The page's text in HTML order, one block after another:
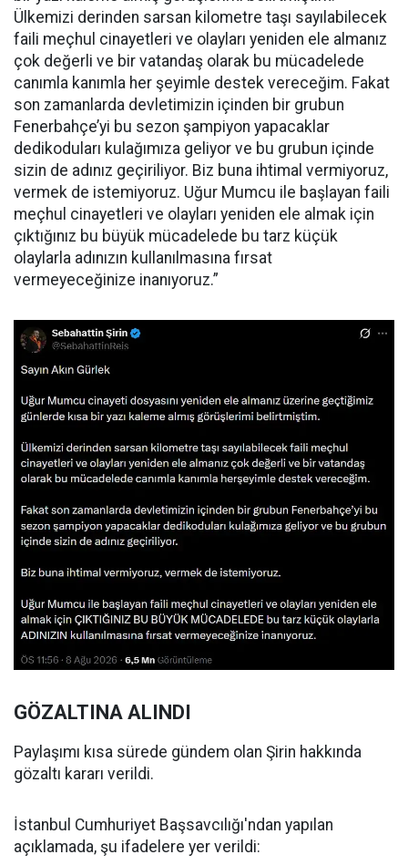
Ülkemizi derinden sarsan kilometre taşı sayılabilecek
faili meçhul cinayetleri ve olayları yeniden ele almanız
çok değerli ve bir vatandaş olarak bu mücadelede
canımla kanımla her şeyimle destek vereceğim. Fakat
son zamanlarda devletimizin içinden bir grubun
Fenerbahçe’yi bu sezon şampiyon yapacaklar
dedikoduları kulağımıza geliyor ve bu grubun içinde
sizin de adınız geçiriliyor. Biz buna ihtimal vermiyoruz,
vermek de istemiyoruz. Uğur Mumcu ile başlayan faili
meçhul cinayetleri ve olayları yeniden ele almak için
çıktığınız bu büyük mücadelede bu tarz küçük
olaylarla adınızın kullanılmasına fırsat
vermeyeceğinize inanıyoruz.”
GÖZALTINA ALINDI
Paylaşımı kısa sürede gündem olan Şirin hakkında
gözaltı kararı verildi.
İstanbul Cumhuriyet Başsavcılığı'ndan yapılan
açıklamada, şu ifadelere yer verildi: